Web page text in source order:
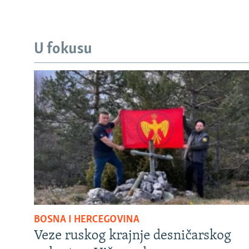
U fokusu
BOSNA I HERCEGOVINA
Veze ruskog krajnje desničarskog